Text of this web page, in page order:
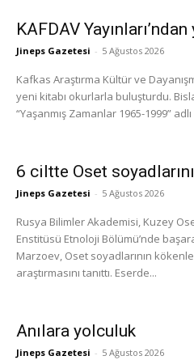
KAFDAV
Jineps Gazetesi - 5 Ağustos 2026
Kafkas Araştırma Kültür ve
yeni kitabı okurlarla buluşturdu.
“Yaşanmış Zamanlar 1965-1999”
6 ciltte Oset
Jineps Gazetesi - 5 Ağustos 2026
Rusya Bilimler Akademisi, Kuzey
Enstitüsü Etnoloji Bölümü’nde
Marzoev, Oset soyadlarının
araştırmasını tanıttı. Eserde...
Anılara yolculuk
Jineps Gazetesi - 5 Ağustos 2026